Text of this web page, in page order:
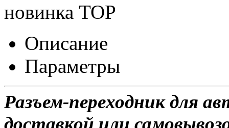
новинка TOP
Описание
Параметры
Разъем-переходник для
доставкой или